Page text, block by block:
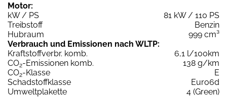
Motor:
kW / PS
81 kW / 110 PS
Treibstoff
Benzin
Hubraum
999 cm³
Verbrauch und Emissionen nach WLTP:
Kraftstoffverbr. komb.
6,1 l/100km
CO2-Emissionen komb.
138 g/km
CO2-Klasse
E
Schadstoffklasse
Euro6d
Umweltplakette
4 (Green)